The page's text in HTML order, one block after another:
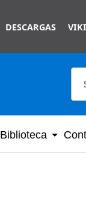
DESCARGAS
Biblioteca